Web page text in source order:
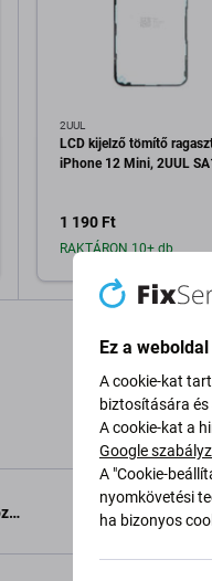
2UUL
LCD kijelző tömítő
iPhone 12 Mini, 2UUL
1 190 Ft
RAKTÁRON 10+ db
Leírás
Ez a
A cookie-kat
biztosítására
A cookie-kat a
Google
A "Cookie-
nyomkövetési
ha bizonyos